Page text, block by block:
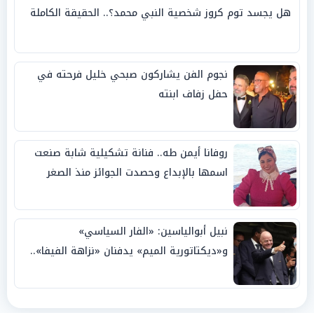
هل يجسد توم كروز شخصية النبي محمد؟.. الحقيقة الكاملة
نجوم الفن يشاركون صبحي خليل فرحته في
حفل زفاف ابنته
روفانا أيمن طه.. فنانة تشكيلية شابة صنعت
اسمها بالإبداع وحصدت الجوائز منذ الصغر
نبيل أبوالياسين: «الفار السياسي»
و«ديكتاتورية الميم» يدفنان «نزاهة الفيفا»..